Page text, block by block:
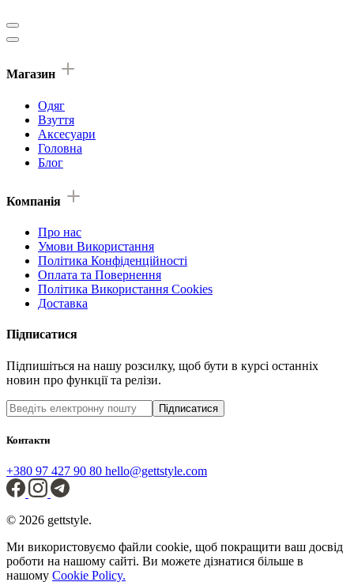
Магазин
Одяг
Взуття
Аксесуари
Головна
Блог
Компанія
Про нас
Умови Використання
Політика Конфіденційності
Оплата та Повернення
Політика Використання Cookies
Доставка
Підписатися
Підпишіться на нашу розсилку, щоб бути в курсі останніх
новин про функції та релізи.
Підписатися
Контакти
+380 97 427 90 80 hello@gettstyle.com
© 2026 gettstyle.
Ми використовуємо файли cookie, щоб покращити ваш досвід
роботи на нашому сайті. Ви можете дізнатися більше в
нашому Cookie Policy.